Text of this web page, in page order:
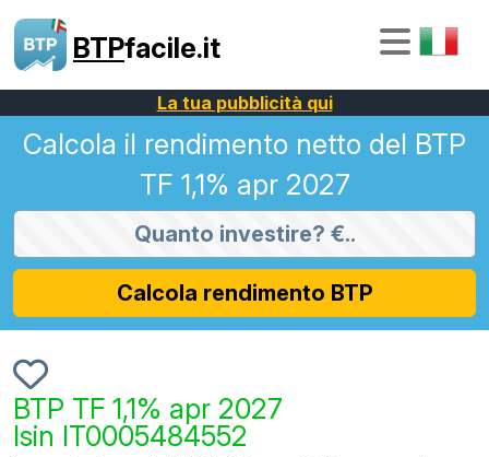
BTPfacile.it
La tua pubblicità qui
Calcola il rendimento netto del BTP
TF 1,1% apr 2027
Calcola rendimento BTP
BTP TF 1,1% apr 2027
Isin IT0005484552